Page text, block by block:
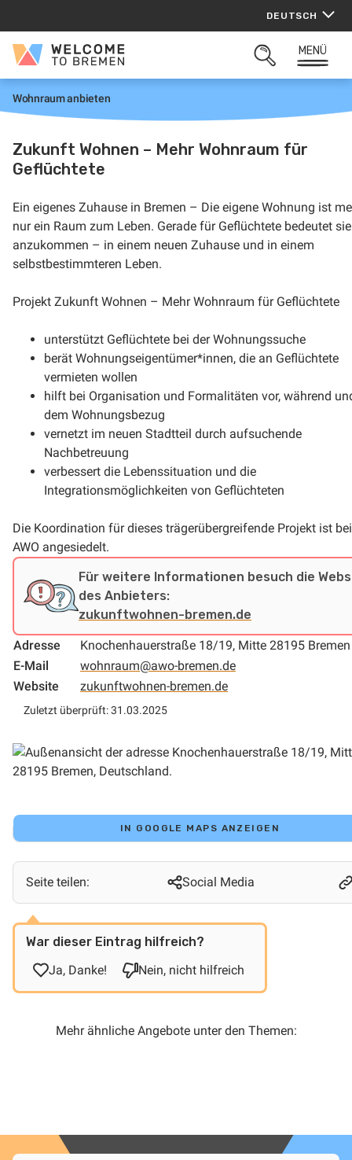
springen
DEUTSCH
Welcome
Bremen
SUCHFELD
MENÜ
S
t
r
t
Wohnraum anbieten
Zukunft Wohnen – Mehr Wohnraum für
Geflüchtete
Ein eigenes Zuhause in Bremen – Die eigene Wohnung ist
nur ein Raum zum Leben. Gerade für Geflüchtete bedeutet sie
anzukommen – in einem neuen Zuhause und in einem
selbstbestimmteren Leben.
Projekt Zukunft Wohnen – Mehr Wohnraum für Geflüchtete
unterstützt Geflüchtete bei der Wohnungssuche
berät Wohnungseigentümer*innen, die an Geflüchtete
vermieten wollen
hilft bei Organisation und Formalitäten vor, während
dem Wohnungsbezug
vernetzt im neuen Stadtteil durch aufsuchende
Nachbetreuung
verbessert die Lebenssituation und die
Integrationsmöglichkeiten von Geflüchteten
Die Koordination für dieses trägerübergreifende Projekt ist
AWO angesiedelt.
Für weitere Informationen besuch die
des Anbieters:
zukunftwohnen-bremen.de
Adresse
Knochenhauerstraße 18/19, Mitte 28195 Bremen
E-Mail
wohnraum@awo-bremen.de
Website
zukunftwohnen-bremen.de
Zuletzt überprüft: 31.03.2025
IN GOOGLE MAPS ANZEIGEN
Seite teilen: Social Media
War dieser Eintrag hilfreich?
Ja, Danke!
Nein, nicht hilfreich
Mehr ähnliche Angebote unter den Themen: